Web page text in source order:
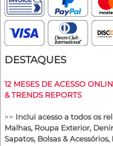
DESTAQUES
12 MESES DE ACESSO
& TRENDS REPORTS
>> Inclui acesso a todos os
Malhas, Roupa Exterior,
Sapatos, Bolsas &